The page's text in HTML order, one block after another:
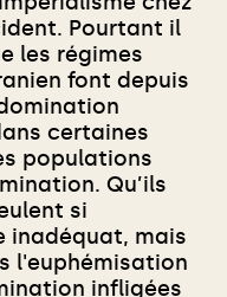
Pourtant il
les régimes
font depuis
certaines
populations
Qu’ils
si
inadéquat, mais
l'euphémisation
infligées